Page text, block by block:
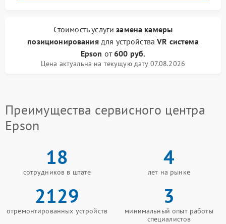
Стоимость услугизамена камеры
позиционированиядля устройстваVR система
Epson от600 руб.
Цена актуальна на текущую дату 07.08.2026
Преимущества сервисного центра
Epson
18
сотрудников в штате
4
лет на рынке
2129
отремонтированных устройств
3
минимальный опыт работы
специалистов